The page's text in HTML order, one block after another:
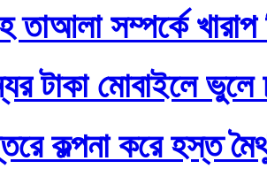
সম্পর্কে
টাকা মোবাইলে ভুলে
কল্পনা করে হস্ত